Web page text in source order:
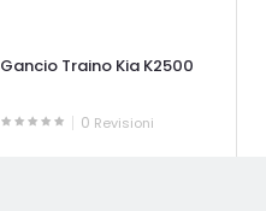
Gancio Traino Kia K2500
0 Revisioni